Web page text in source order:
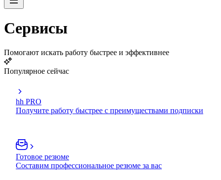
Сервисы
Помогают искать работу быстрее и эффективнее
Популярное сейчас
hh PRO
Получите работу быстрее с преимуществами подписки
Готовое резюме
Составим профессиональное резюме за вас